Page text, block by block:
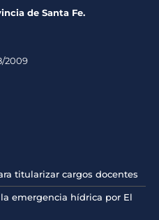
de Santa Fe.
2009
titularizar cargos docentes
emergencia hídrica por El